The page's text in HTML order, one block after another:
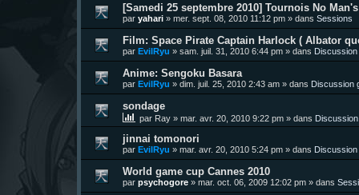
[Samedi 25 septembre 2010] Tournois No
par yahari » mer. sept. 08, 2010 11:12 pm » dans Sessions
Film: Space Pirate Captain Harlock ( Albator
par EvilRyu » sam. juil. 31, 2010 6:44 pm » dans
Anime: Sengoku Basara
par EvilRyu » dim. juil. 25, 2010 2:43 am » dans Discussion
sondage
par Ray » mar. avr. 20, 2010 9:22 pm » dans
jinnai tomonori
par EvilRyu » mar. avr. 20, 2010 5:24 pm » dans
World game cup Cannes 2010
par psychogore » mar. oct. 06, 2009 12:02 pm » dans